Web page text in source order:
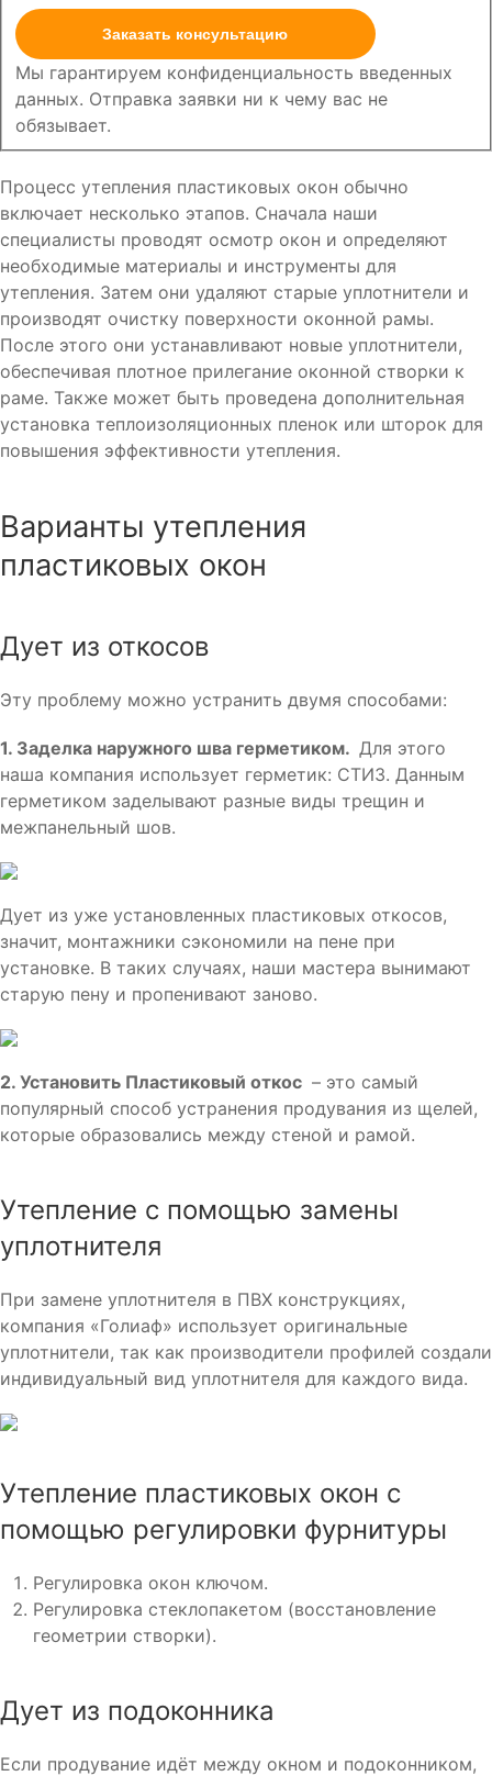
Заказать консультацию
Мы гарантируем конфиденциальность введенных
данных. Отправка заявки ни к чему вас не
обязывает.
Процесс утепления пластиковых окон обычно
включает несколько этапов. Сначала наши
специалисты проводят осмотр окон и определяют
необходимые материалы и инструменты для
утепления. Затем они удаляют старые уплотнители и
производят очистку поверхности оконной рамы.
После этого они устанавливают новые уплотнители,
обеспечивая плотное прилегание оконной створки к
раме. Также может быть проведена дополнительная
установка теплоизоляционных пленок или шторок для
повышения эффективности утепления.
Варианты утепления
пластиковых окон
Дует из откосов
Эту проблему можно устранить двумя способами:
1. Заделка наружного шва герметиком. Для этого
наша компания использует герметик: СТИЗ. Данным
герметиком заделывают разные виды трещин и
межпанельный шов.
Дует из уже установленных пластиковых откосов,
значит, монтажники сэкономили на пене при
установке. В таких случаях, наши мастера вынимают
старую пену и пропенивают заново.
2. Установить Пластиковый откос – это самый
популярный способ устранения продувания из щелей,
которые образовались между стеной и рамой.
Утепление с помощью замены
уплотнителя
При замене уплотнителя в ПВХ конструкциях,
компания «Голиаф» использует оригинальные
уплотнители, так как производители профилей создали
индивидуальный вид уплотнителя для каждого вида.
Утепление пластиковых окон с
помощью регулировки фурнитуры
Регулировка окон ключом.
Регулировка стеклопакетом (восстановление
геометрии створки).
Дует из подоконника
Если продувание идёт между окном и подоконником,